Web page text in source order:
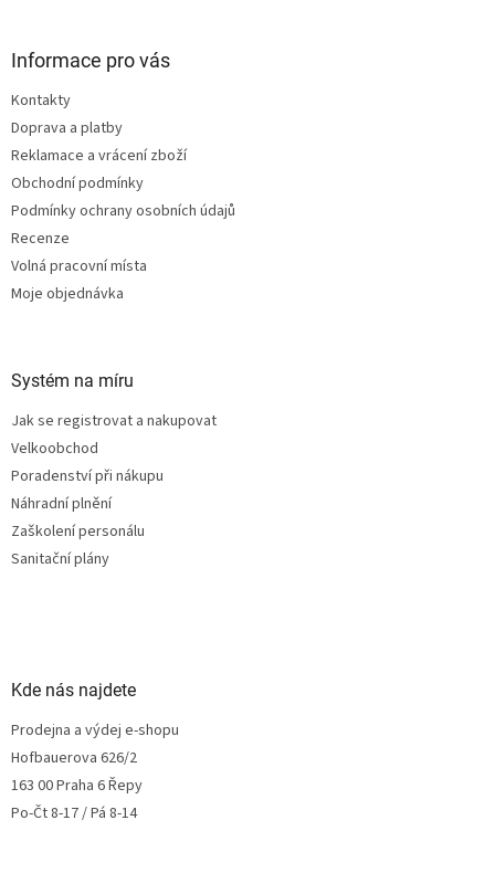
Informace pro vás
Kontakty
Doprava a platby
Reklamace a vrácení zboží
Obchodní podmínky
Podmínky ochrany osobních údajů
Recenze
Volná pracovní místa
Moje objednávka
Systém na míru
Jak se registrovat a nakupovat
Velkoobchod
Poradenství při nákupu
Náhradní plnění
Zaškolení personálu
Sanitační plány
Kde nás najdete
Prodejna a výdej e-shopu
Hofbauerova 626/2
163 00 Praha 6 Řepy
Po-Čt 8-17 / Pá 8-14